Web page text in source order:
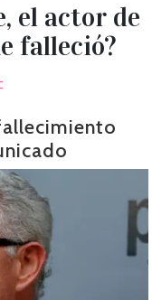
el actor de
falleció?